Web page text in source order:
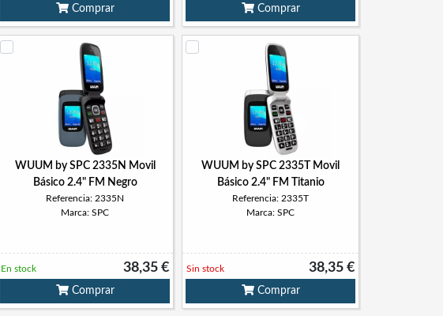
Comprar Comprar
WUUM by SPC 2335N Movil
Básico 2.4" FM Negro
Referencia: 2335N
Marca: SPC
38,35 €
En stock
Comprar
WUUM by SPC 2335T Movil
Básico 2.4" FM Titanio
Referencia: 2335T
Marca: SPC
38,35 €
Sin stock
Comprar